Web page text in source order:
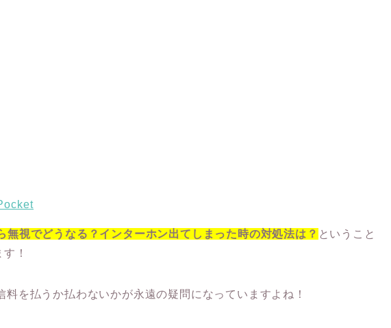
無視でどうなる？インターホン出てしまった時の対処法は？ ということ
！
料を払うか払わないかが永遠の疑問になっていますよね！